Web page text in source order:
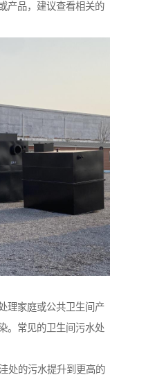
产品，建议查看相关的
理家庭或公共卫生间产
。常见的卫生间污水处
处的污水提升到更高的